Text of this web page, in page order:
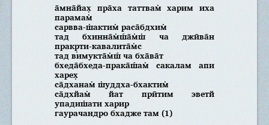
а̄мна̄йах̣ пра̄ха таттвам̇ харим иха
парамам̇
сарвва-ш̇актим̇ раса̄бдхим̇
тад бхинна̄м̇ш́а̄м̇ш̇ ча джӣва̄н
пракр̣ти-кавалита̄м̇с
тад вимукта̄м̇ш́ ча бха̄ва̄т
бхеда̄бхеда-прака̄ш́ам̇ сакалам апи
харех̣
са̄дханам̇ ш̇уддха-бхактим̇
са̄дхйам̇ йат прӣтим эветй
упадиш̇ати харир
гаурачандро бхадже там (1)